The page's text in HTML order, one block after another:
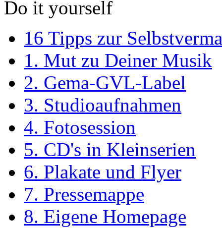
Do it yourself
16 Tipps zur
1. Mut zu Deiner Musik
2. Gema-GVL-Label
3. Studioaufnahmen
4. Fotosession
5. CD's in Kleinserien
6. Plakate und Flyer
7. Pressemappe
8. Eigene Homepage